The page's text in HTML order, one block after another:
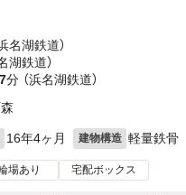
名湖鉄道）
湖鉄道）
分 （浜名湖鉄道）
16年4ヶ月 建物構造 軽量鉄骨
場あり 宅配ボックス